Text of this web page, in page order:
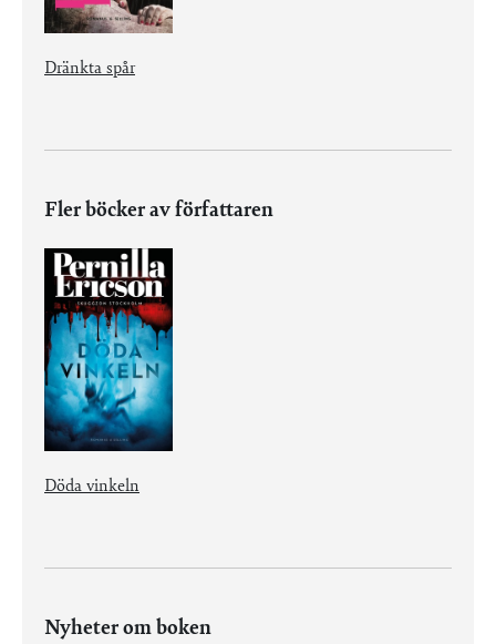
Dränkta spår
Fler böcker av författaren
Döda vinkeln
Nyheter om boken